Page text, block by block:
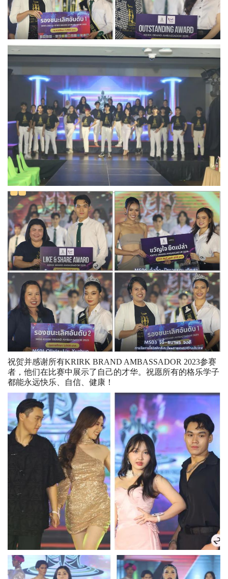
祝贺并感谢所有KRIRK BRAND AMBASSADOR 2023参赛
者，他们在比赛中展示了自己的才华。祝愿所有的格乐学子
都能永远快乐、自信、健康！